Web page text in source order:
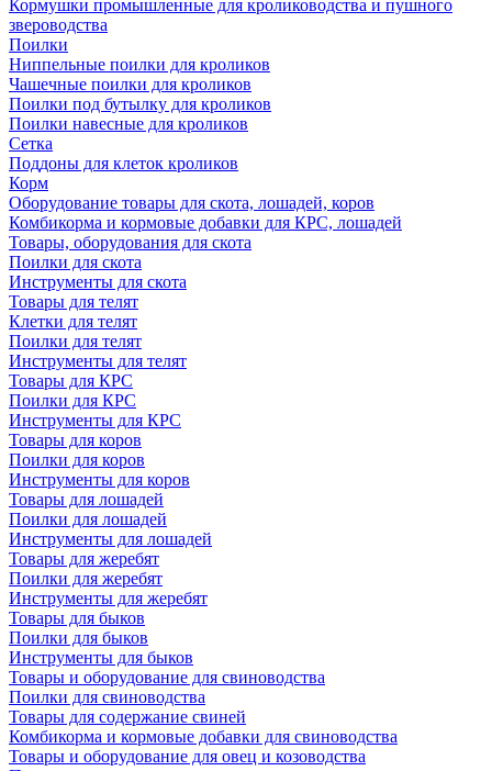
Кормушки промышленные для кролиководства и пушного
звероводства
Поилки
Ниппельные поилки для кроликов
Чашечные поилки для кроликов
Поилки под бутылку для кроликов
Поилки навесные для кроликов
Сетка
Поддоны для клеток кроликов
Корм
Оборудование товары для скота, лошадей, коров
Комбикорма и кормовые добавки для КРС, лошадей
Товары, оборудования для скота
Поилки для скота
Инструменты для скота
Товары для телят
Клетки для телят
Поилки для телят
Инструменты для телят
Товары для КРС
Поилки для КРС
Инструменты для КРС
Товары для коров
Поилки для коров
Инструменты для коров
Товары для лошадей
Поилки для лошадей
Инструменты для лошадей
Товары для жеребят
Поилки для жеребят
Инструменты для жеребят
Товары для быков
Поилки для быков
Инструменты для быков
Товары и оборудование для свиноводства
Поилки для свиноводства
Товары для содержание свиней
Комбикорма и кормовые добавки для свиноводства
Товары и оборудование для овец и козоводства